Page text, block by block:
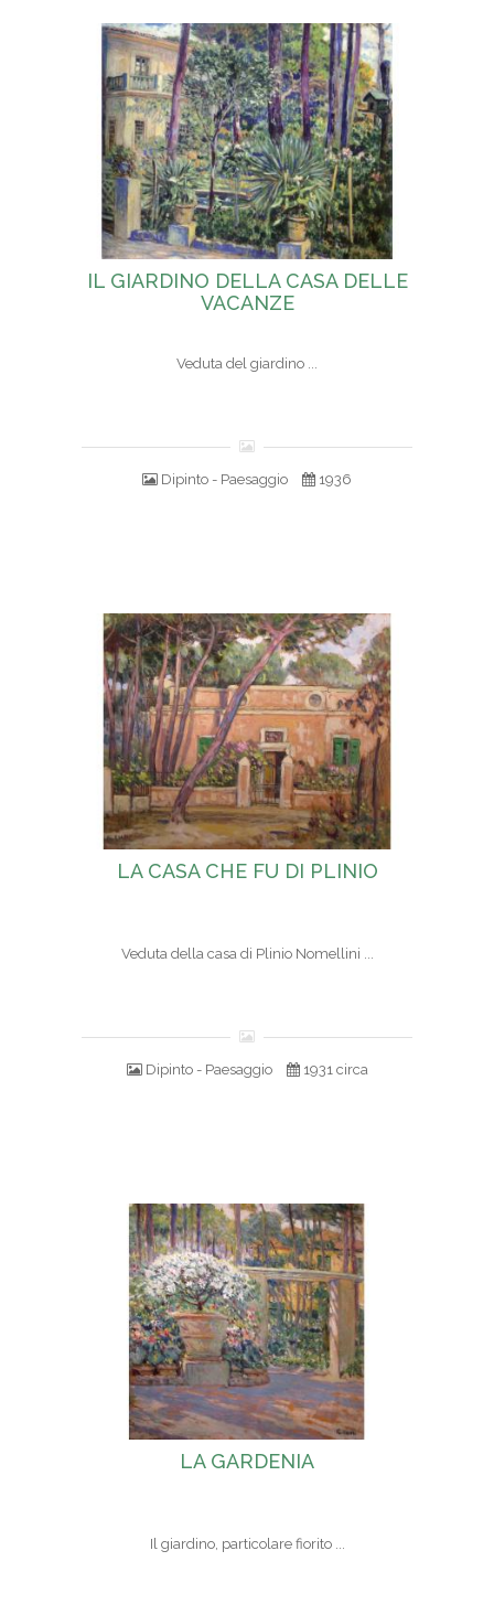
IL GIARDINO DELLA CASA DELLE
VACANZE
Veduta del giardino ...
Dipinto - Paesaggio 1936
LA CASA CHE FU DI PLINIO
Veduta della casa di Plinio Nomellini ...
Dipinto - Paesaggio 1931 circa
LA GARDENIA
Il giardino, particolare fiorito ...